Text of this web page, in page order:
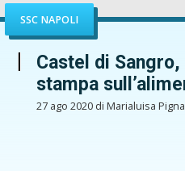
SSC NAPOLI
Castel di
stampa
27 ago 2020 di Marialuisa